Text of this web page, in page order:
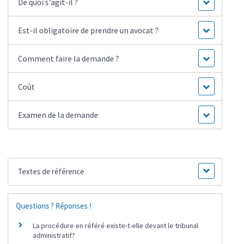
De quoi s'agit-il ?
Est-il obligatoire de prendre un avocat ?
Comment faire la demande ?
Coût
Examen de la demande
Textes de référence
Questions ? Réponses !
La procédure en référé existe-t-elle devant le tribunal
administratif?